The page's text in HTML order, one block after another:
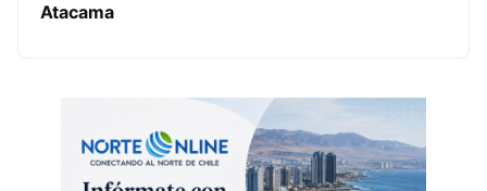
Atacama